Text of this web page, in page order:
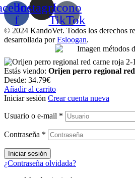
f
InstagramIcono
TikTok
© 2024 KandoVet. Todos los derechos
desarrollada porEsloogan.
Estás viendo: Orijen perro regional
Desde: 34.79€
Añadir al carrito
Iniciar sesión Crear cuenta nueva
Usuario o e-mail *
Contraseña *
Iniciar sesión
¿Contraseña olvidada?